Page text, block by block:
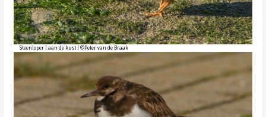
Steenloper | aan de kust | ©Peter van de Braak